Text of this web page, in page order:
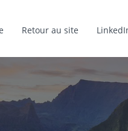
Retour au site